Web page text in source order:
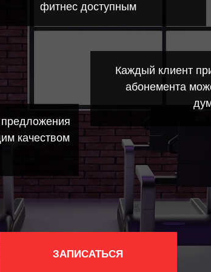
фитнес доступным
Каждый клиент
абонемента
качеством
ЗАПИСАТЬСЯ